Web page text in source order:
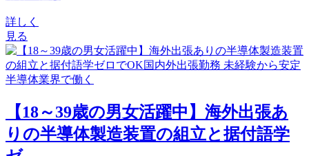
詳しく
見る
【18～39歳の男女活躍中】海外出張あ
りの半導体製造装置の組立と据付語学